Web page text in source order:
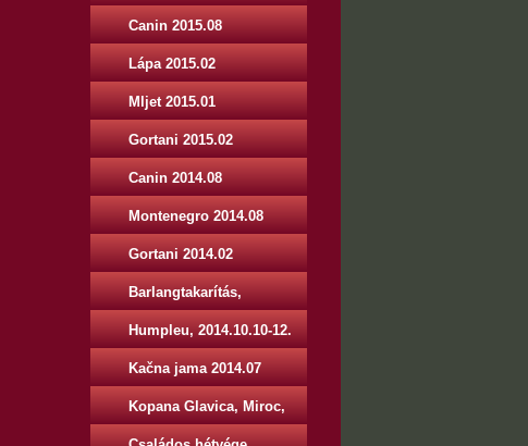
Canin 2015.08
Lápa 2015.02
Mljet 2015.01
Gortani 2015.02
Canin 2014.08
Montenegro 2014.08
Gortani 2014.02
Barlangtakarítás,
Humpleu, 2014.10.10-12.
Kačna jama 2014.07
Kopana Glavica, Miroc,